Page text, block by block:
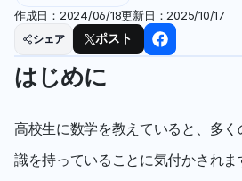
作成日： 2024/06/18更新日： 2025/10/17
シェア ポスト
はじめに
高校生に数学を教えていると、多
識を持っていることに気付かされ